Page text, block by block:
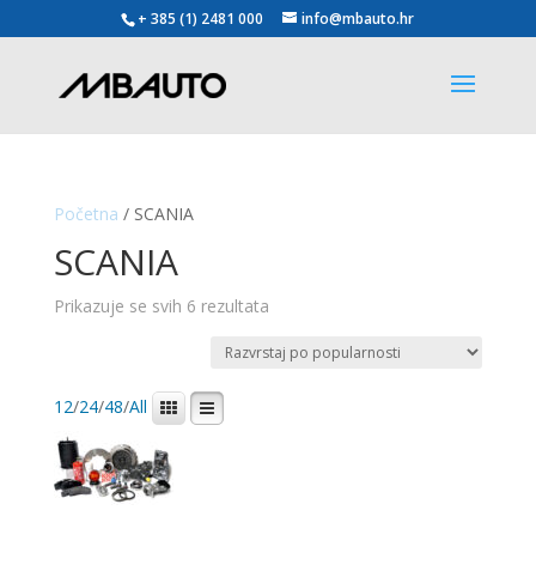
+ 385 (1) 2481 000 info@mbauto.hr
Početna / SCANIA
SCANIA
Prikazuje se svih 6 rezultataPoredano
popularnosti
12/24/48/All